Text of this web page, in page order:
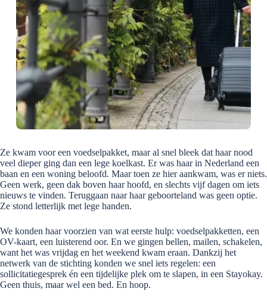
Ze kwam voor een voedselpakket, maar al snel bleek dat haar nood
veel dieper ging dan een lege koelkast. Er was haar in Nederland een
baan en een woning beloofd. Maar toen ze hier aankwam, was er niets.
Geen werk, geen dak boven haar hoofd, en slechts vijf dagen om iets
nieuws te vinden. Teruggaan naar haar geboorteland was geen optie.
Ze stond letterlijk met lege handen.
We konden haar voorzien van wat eerste hulp: voedselpakketten, een
OV-kaart, een luisterend oor. En we gingen bellen, mailen, schakelen,
want het was vrijdag en het weekend kwam eraan. Dankzij het
netwerk van de stichting konden we snel iets regelen: een
sollicitatiegesprek én een tijdelijke plek om te slapen, in een Stayokay.
Geen thuis, maar wel een bed. En hoop.